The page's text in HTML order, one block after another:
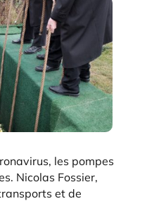
les pompes
Nicolas Fossier,
et de